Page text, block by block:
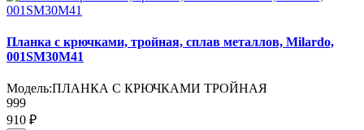
Планка с крючками, тройная, сплав металлов, Milardo,
001SM30M41
Модель:ПЛАНКА С КРЮЧКАМИ ТРОЙНАЯ
999
910 ₽